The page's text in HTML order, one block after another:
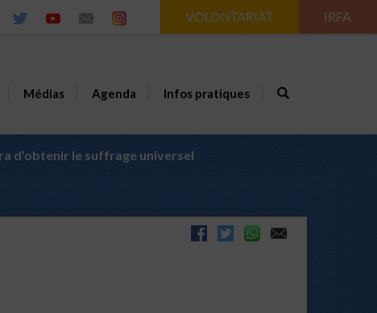
VOLONTARIAT IRFA
Médias Agenda Infos pratiques
d’obtenir le suffrage universel